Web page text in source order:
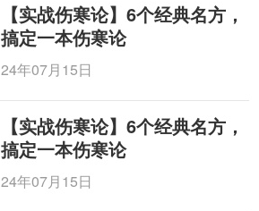
【实战伤寒论】6个经典名方，
搞定一本伤寒论
24年07月15日
【实战伤寒论】6个经典名方，
搞定一本伤寒论
24年07月15日